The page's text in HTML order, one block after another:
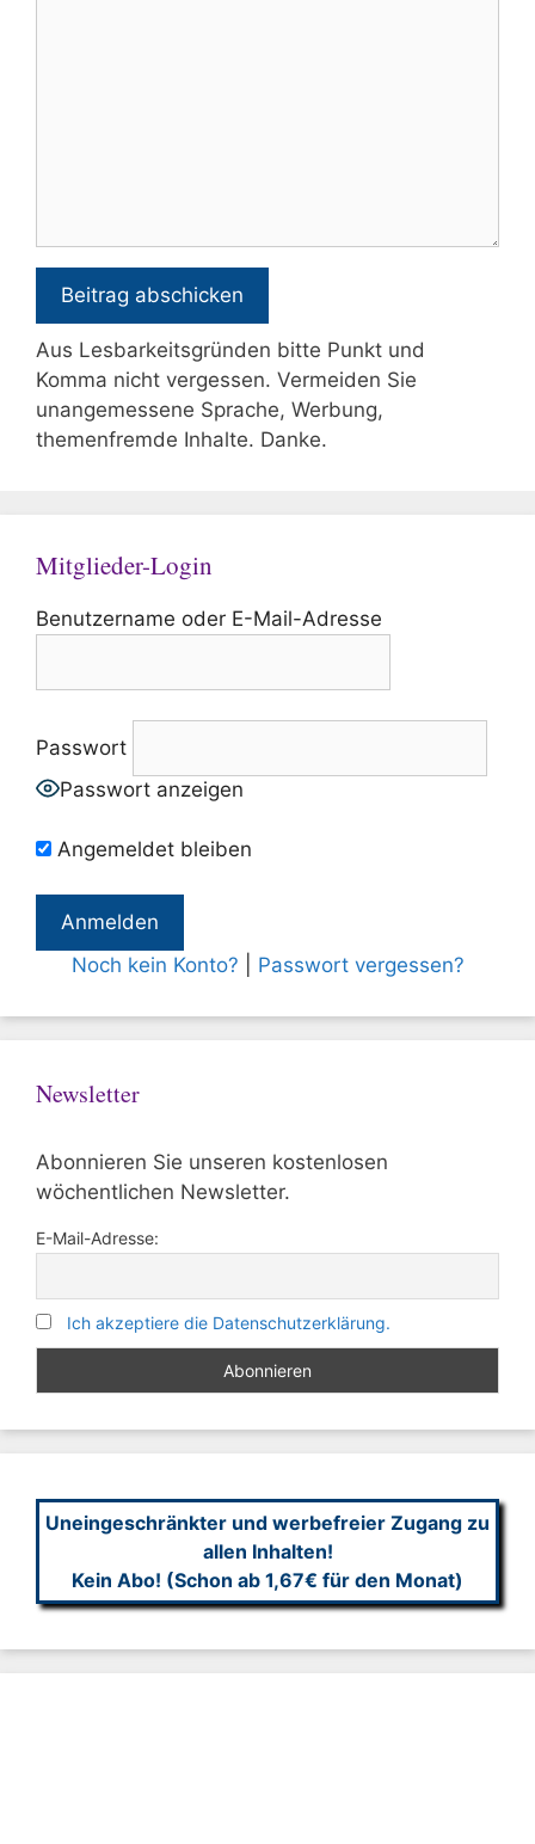
Aus Lesbarkeitsgründen bitte Punkt und
Komma nicht vergessen. Vermeiden Sie
unangemessene Sprache, Werbung,
themenfremde Inhalte. Danke.
Mitglieder-Login
Benutzername oder E-Mail-Adresse
Passwort
Passwort anzeigen
Angemeldet bleiben
Noch kein Konto? Passwort vergessen?
Newsletter
Abonnieren Sie unseren kostenlosen
wöchentlichen Newsletter.
E-Mail-Adresse:
Ich akzeptiere die Datenschutzerklärung.
Uneingeschränkter und werbefreier Zugang zu
allen Inhalten!
Kein Abo! (Schon ab 1,67€ für den Monat)